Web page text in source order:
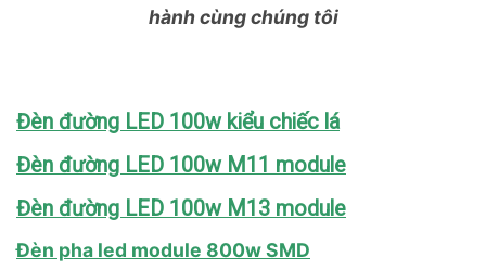
hành cùng chúng tôi
Đèn đường LED 100w kiểu chiếc lá
Đèn đường LED 100w M11 module
Đèn đường LED 100w M13 module
Đèn pha led module 800w SMD